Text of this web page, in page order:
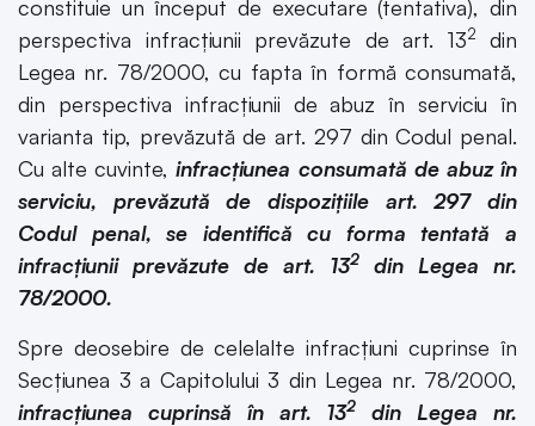
constituie un început de executare (tentativa), din
perspectiva infracțiunii prevăzute de art. 132
din
Legea nr. 78/2000, cu fapta în formă consumată,
din perspectiva infracțiunii de abuz în serviciu în
varianta tip, prevăzută de art. 297 din Codul penal.
Cu alte cuvinte,infracțiunea consumată de abuz în
serviciu, prevăzută de dispozițiile art. 297 din
Codul penal, se identifică cu forma tentată a
infracțiunii prevăzute de art. 132
din Legea nr.
78/2000.
Spre deosebire de celelalte infracțiuni cuprinse în
Secțiunea 3 a Capitolului 3 din Legea nr. 78/2000,
infracțiunea cuprinsă în art. 132
din Legea nr.